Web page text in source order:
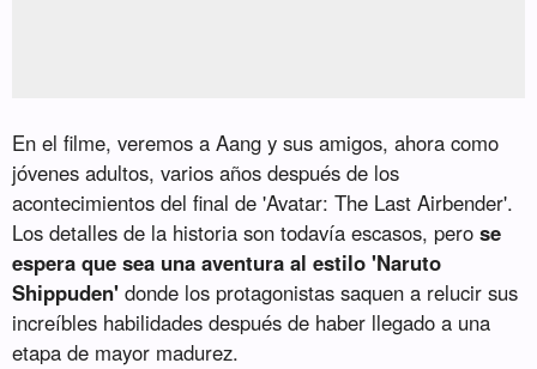
En el filme, veremos a Aang y sus amigos, ahora como
jóvenes adultos, varios años después de los
acontecimientos del final de 'Avatar: The Last Airbender'.
Los detalles de la historia son todavía escasos, perose
espera que sea una aventura al estilo 'Naruto
Shippuden' donde los protagonistas saquen a relucir sus
increíbles habilidades después de haber llegado a una
etapa de mayor madurez.